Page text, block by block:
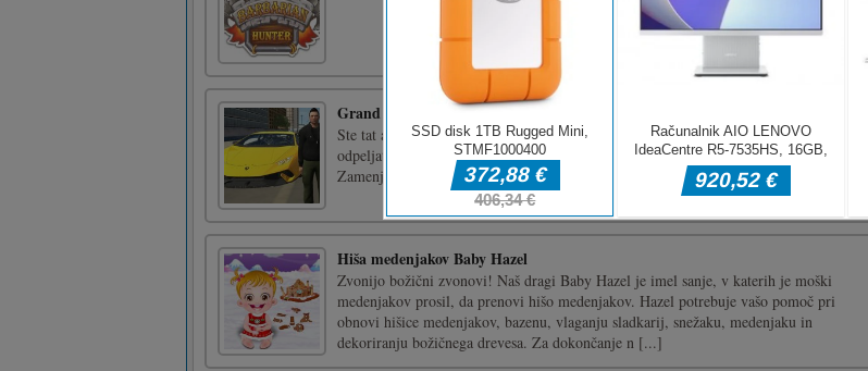
Grand City Tat avtomobilov
Ste tat avtomobilov v Grand Cityju in vaša naloga je ukrasti avtomobile po mestu in jih
odpeljati v svojo garažo.WASD - Premakni preslednico - Skok F - Vstop v avto C -
Zamenjaj kamero
Hiša medenjakov Baby Hazel
Zvonijo božični zvonovi! Naš dragi Baby Hazel je imel sanje, v katerih je moški
medenjakov prosil, da prenovi hišo medenjakov. Hazel potrebuje vašo pomoč pri
obnovi hišice medenjakov, bazenu, vlaganju sladkarij, snežaku, medenjaku in
dekoriranju božičnega drevesa. Za dokončanje n [...]